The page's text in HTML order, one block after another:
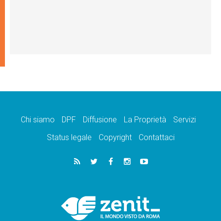
Chi siamo DPF Diffusione La Proprietà
Servizi
Status legale
Copyright Contattaci